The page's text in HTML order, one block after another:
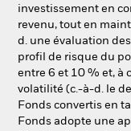
investissement en
revenu, tout en
d. une évaluation
profil de risque du
entre 6 et 10 % et, à
volatilité (c.-à-d. le
Fonds convertis en
Fonds adopte une